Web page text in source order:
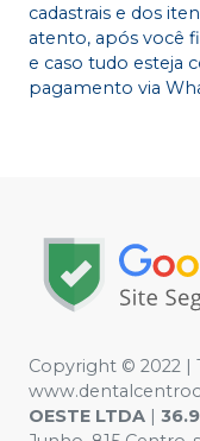
cadastrais e dos
atento, após você
e caso tudo esteja
pagamento via
Copyright © 2022 |
OESTE LTDA |